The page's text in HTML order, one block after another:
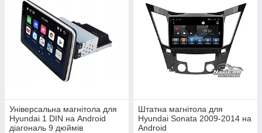
Універсальна магнітола для
Hyundai 1 DIN на Android
діагональ 9 дюймів
Штатна магнітола для
Hyundai Sonata 2009-2014 на
Android